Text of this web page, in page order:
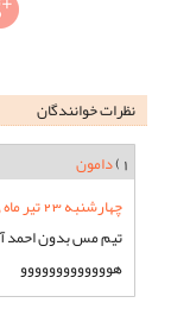
نظرات خوانندگان
1) دامون
چهارشنبه 23 تیر ماه 1395 ساعت 08:40
تیم مس بدون احمد
هووووووووووووو